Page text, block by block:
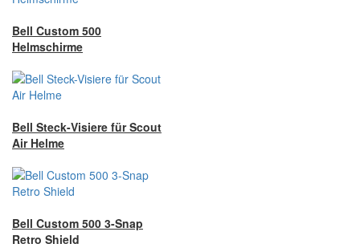
Bell Custom 500
Helmschirme
Bell Steck-Visiere für Scout
Air Helme
Bell Custom 500 3-Snap
Retro Shield